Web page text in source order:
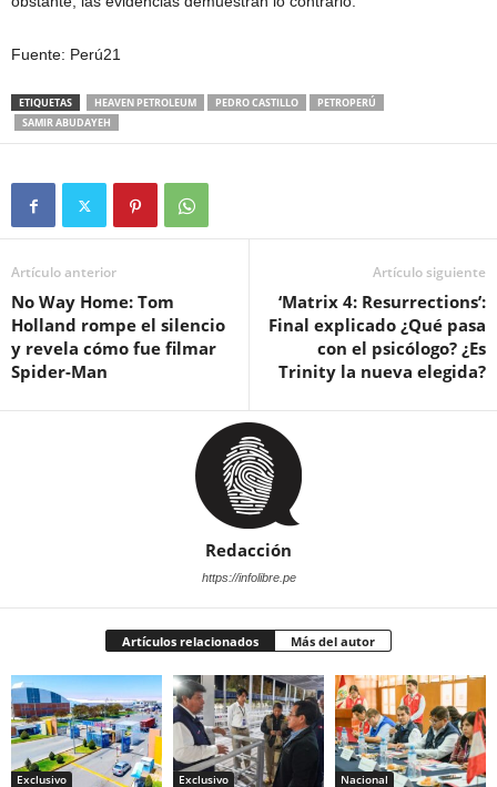
Fuente: Perú21
ETIQUETAS HEAVEN PETROLEUM PEDRO CASTILLO
PETROPERÚ
SAMIR ABUDAYEH
Artículo anterior
No Way Home: Tom
Holland rompe el silencio
y revela cómo fue filmar
Spider-Man
Artículo siguiente
‘Matrix 4: Resurrections’:
Final explicado ¿Qué pasa
con el psicólogo? ¿Es
Trinity la nueva elegida?
Redacción
https://infolibre.pe
Artículos relacionados Más del autor
Exclusivo Exclusivo Nacional